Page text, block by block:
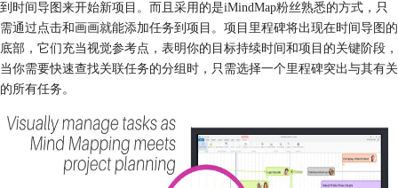
到时间导图来开始新项目。而且采用的是iMindMap粉丝熟悉的方式，只
需通过点击和画画就能添加任务到项目。项目里程碑将出现在时间导图的
底部，它们充当视觉参考点，表明你的目标持续时间和项目的关键阶段，
当你需要快速查找关联任务的分组时，只需选择一个里程碑突出与其有关
的所有任务。